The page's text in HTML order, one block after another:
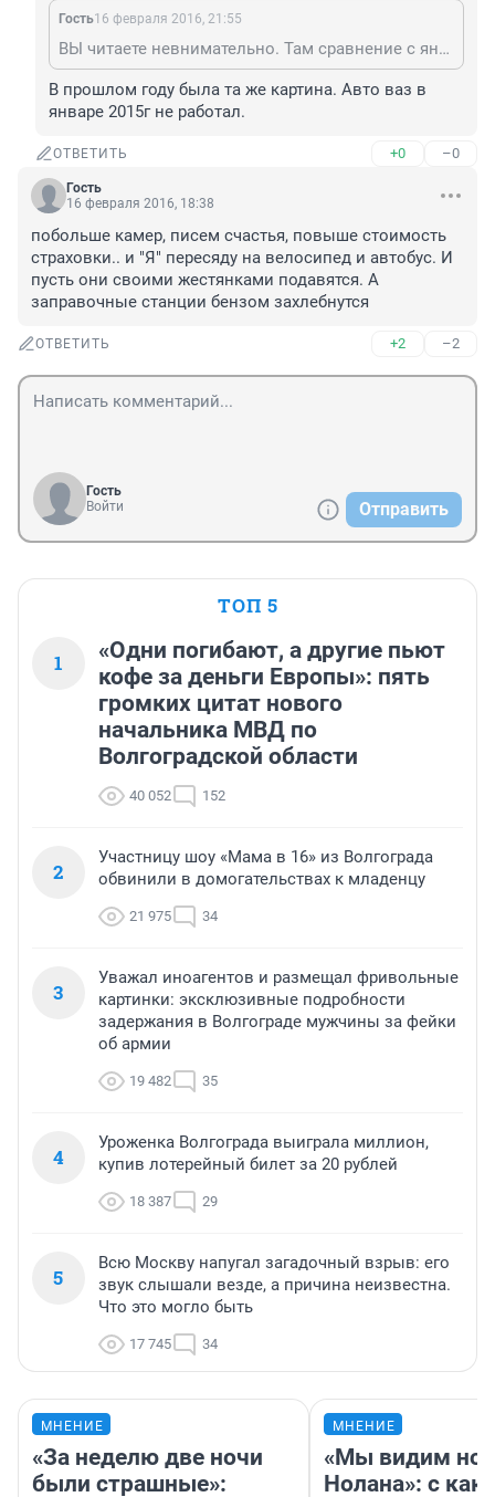
Гость16 февраля 2016, 21:55
ВЫ читаете невнимательно. Там сравнение с январем 2015 г.
В прошлом году была та же картина. Авто ваз в
январе 2015г не работал.
ОТВЕТИТЬ +0 –0
Гость
16 февраля 2016, 18:38
побольше камер, писем счастья, повыше стоимость
страховки.. и "Я" пересяду на велосипед и автобус. И
пусть они своими жестянками подавятся. А
заправочные станции бензом захлебнутся
ОТВЕТИТЬ +2 –2
Гость
Войти
Отправить
ТОП 5
1
«Одни погибают, а другие пьют
кофе за деньги Европы»: пять
громких цитат нового
начальника МВД по
Волгоградской области
40 052 152
2
Участницу шоу «Мама в 16» из Волгограда
обвинили в домогательствах к младенцу
21 975 34
3
Уважал иноагентов и размещал фривольные
картинки: эксклюзивные подробности
задержания в Волгограде мужчины за фейки
об армии
19 482 35
4
Уроженка Волгограда выиграла миллион,
купив лотерейный билет за 20 рублей
18 387 29
5
Всю Москву напугал загадочный взрыв: его
звук слышали везде, а причина неизвестна.
Что это могло быть
17 745 34
МНЕНИЕ
«За неделю две ночи
были страшные»:
МНЕНИЕ
«Мы видим
Нолана»: с